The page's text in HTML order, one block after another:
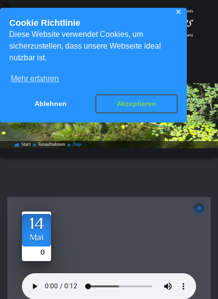
Cookie Richtlinie
Diese Website verwendet Cookies, um
sicherzustellen, dass unsere Webseite ideal
nutzbar ist.
Mehr erfahren
Ablehnen Akzeptieren
✕
Ziege
home_work Start double_arrow Tonaufnahmen double_arrow Ziege
14
Mai
0